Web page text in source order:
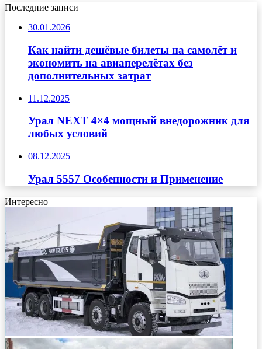
Последние записи
30.01.2026
Как найти дешёвые билеты на самолёт и
экономить на авиаперелётах без
дополнительных затрат
11.12.2025
Урал NEXT 4×4 мощный внедорожник для
любых условий
08.12.2025
Урал 5557 Особенности и Применение
Интересно